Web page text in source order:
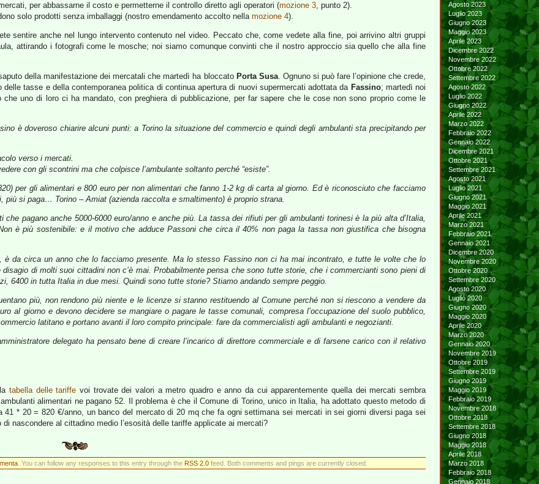
per abbassarne il costo e permetterne il controllo diretto agli operatori (mozione 3, punto 2).
solo prodotti senza imballaggi (nostro emendamento accolto nella mozione 4).
sentire anche nel lungo intervento contenuto nel video. Peccato che, come vedete alla fine, poi arrivino altri gruppi
attirando i fotografi come le mosche; noi siamo comunque convinti che il nostro approccio sia quello che alla fine
della manifestazione dei mercatali che martedì ha bloccato Porta Susa. Ognuno si può fare l’opinione che crede,
tasse e della contemporanea politica di continua apertura di nuovi supermercati adottata da Fassino; martedì noi
uno di loro ci ha mandato, con preghiera di pubblicazione, per far sapere che le cose non sono proprio come le
è doveroso chiarire alcuni punti: a Torino la situazione del commercio e quindi degli ambulanti sta precipitando per
verso i mercati.
con gli scontrini ma che colpisce l’ambulante soltanto perché “esiste”.
per gli alimentari e 800 euro per non alimentari che fanno 1-2 kg di carta al giorno. Ed è riconosciuto che facciamo
si paga… Torino – Amiat (azienda raccolta e smaltimento) è proprio strana.
che pagano anche 5000-6000 euro/anno e anche più.La tassa dei rifiuti per gli ambulanti torinesi è la più alta d’Italia,
è più sostenibile: e il motivo che adduce Passoni che circa il 40% non paga la tassa non giustifica che bisogna
da circa un anno che lo facciamo presente. Ma lo stesso Fassino non ci ha mai incontrato, e tutte le volte che lo
di molti suoi cittadini non c’è mai. Probabilmente pensa che sono tutte storie, che i commercianti sono pieni di
6400 in tutta Italia in due mesi. Quindi sono tutte storie? Stiamo andando sempre peggio.
più, non rendono più niente e le licenze si stanno restituendo al Comune perché non si riescono a vendere da
al giorno e devono decidere se mangiare o pagare le tasse comunali, compresa l’occupazione del suolo pubblico,
latitano e portano avanti il loro compito principale: fare da commercialisti agli ambulanti e negozianti.
delegato ha pensato bene di creare l’incarico di direttore commerciale e di farsene carico con il relativo
tabella delle tariffe voi trovate dei valori a metro quadro e anno da cui apparentemente quella dei mercati sembra
alimentari ne pagano 52. Il problema è che il Comune di Torino, unico in Italia, ha adottato questo metodo di
* 20 = 820 €/anno, un banco del mercato di 20 mq che fa ogni settimana sei mercati in sei giorni diversi paga sei
nascondere al cittadino medio l’esosità delle tariffe applicate ai mercati?
. You can follow any responses to this entry through the RSS 2.0feed. Both comments and pings are currently closed.
Agosto 2023
Luglio 2023
Giugno 2023
Maggio 2023
Aprile 2023
Dicembre 2022
Novembre 2022
Ottobre 2022
Settembre 2022
Agosto 2022
Luglio 2022
Giugno 2022
Aprile 2022
Marzo 2022
Febbraio 2022
Gennaio 2022
Dicembre 2021
Ottobre 2021
Settembre 2021
Agosto 2021
Luglio 2021
Giugno 2021
Maggio 2021
Aprile 2021
Marzo 2021
Febbraio 2021
Gennaio 2021
Dicembre 2020
Novembre 2020
Ottobre 2020
Settembre 2020
Agosto 2020
Luglio 2020
Giugno 2020
Maggio 2020
Aprile 2020
Marzo 2020
Gennaio 2020
Novembre 2019
Ottobre 2019
Settembre 2019
Giugno 2019
Maggio 2019
Febbraio 2019
Novembre 2018
Ottobre 2018
Settembre 2018
Giugno 2018
Maggio 2018
Aprile 2018
Marzo 2018
Febbraio 2018
Gennaio 2018